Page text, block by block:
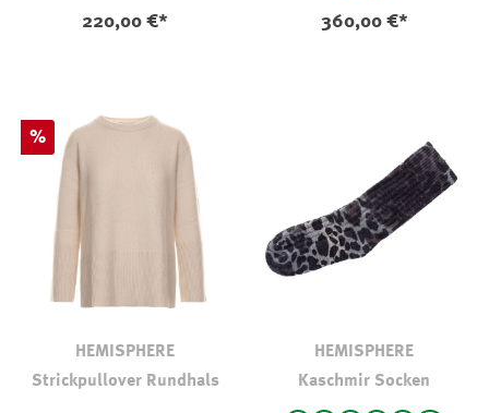
220,00 €* 360,00 €*
Rabatt
%
HEMISPHERE
Strickpullover Rundhals
HEMISPHERE
Kaschmir Socken